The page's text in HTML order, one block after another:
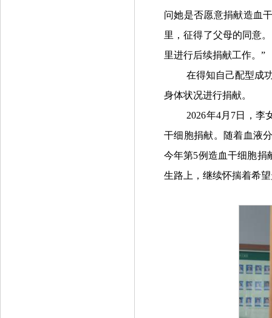
问她是否愿意捐献造血
里，征得了父母的同意
里进行后续捐献工作。”
在得知自己配型成
身体状况进行捐献。
2026年4月7日，李
干细胞捐献。随着血液
今年第5例造血干细胞捐
生路上，继续怀揣着希